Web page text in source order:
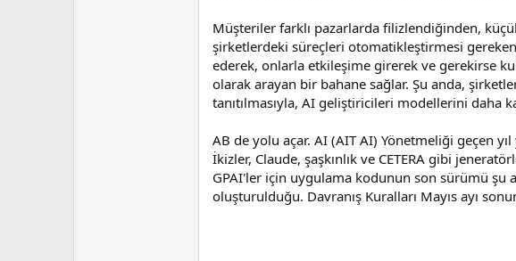
Müşteriler farklı pazarlarda filizlendiğinden,
şirketlerdeki süreçleri otomatikleştirmesi gereken
ederek, onlarla etkileşime girerek ve gerekirse
olarak arayan bir bahane sağlar. Şu anda,
tanıtılmasıyla, AI geliştiricileri modellerini daha
AB de yolu açar. AI (AIT AI) Yönetmeliği geçen
İkizler, Claude, şaşkınlık ve CETERA gibi
GPAI'ler için uygulama kodunun son sürümü şu
oluşturulduğu. Davranış Kuralları Mayıs ayı